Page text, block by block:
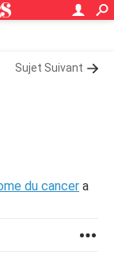
Sujet Suivant
du cancer a